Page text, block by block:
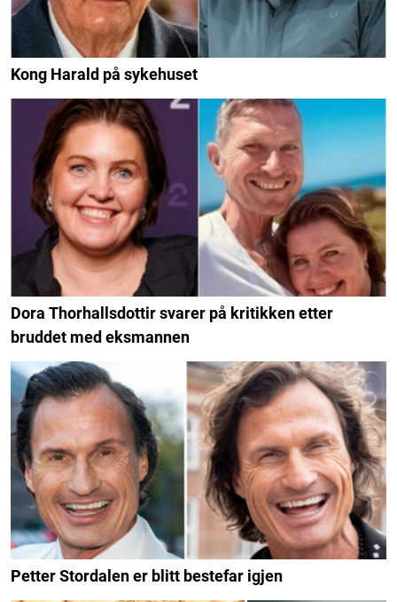
Kong Harald på sykehuset
Dora Thorhallsdottir svarer på kritikken etter
bruddet med eksmannen
Petter Stordalen er blitt bestefar igjen